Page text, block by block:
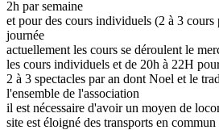
2h par semaine
et pour des cours individuels (2 à 3 cours
journée
actuellement les cours se déroulent le
les cours individuels et de 20h à 22H
2 à 3 spectacles par an dont Noel et le
l'ensemble de l'association
il est nécessaire d'avoir un moyen de
site est éloigné des transports en commun